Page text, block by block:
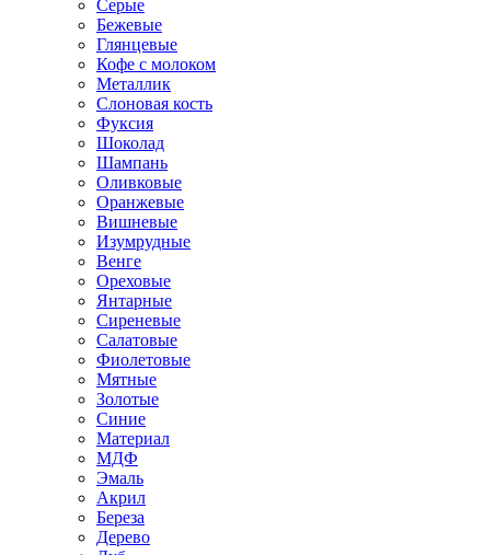
Серые
Бежевые
Глянцевые
Кофе с молоком
Металлик
Слоновая кость
Фуксия
Шоколад
Шампань
Оливковые
Оранжевые
Вишневые
Изумрудные
Венге
Ореховые
Янтарные
Сиреневые
Салатовые
Фиолетовые
Мятные
Золотые
Синие
Материал
МДФ
Эмаль
Акрил
Береза
Дерево